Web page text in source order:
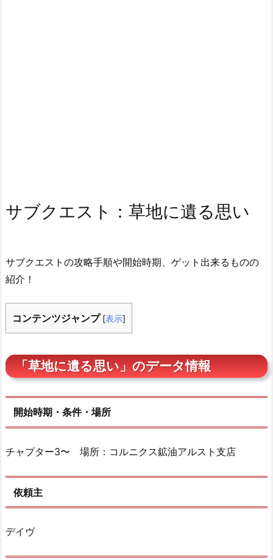
サブクエスト：草地に遺る思い
サブクエストの攻略手順や開始時期、ゲット出来るものの
紹介！
コンテンツジャンプ [表示]
「草地に遺る思い」のデータ情報
開始時期・条件・場所
チャプター3〜 場所：コルニクス鉱油アルスト支店
依頼主
デイヴ